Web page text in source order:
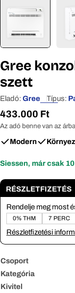
Gree
szett
Eladó: Gree Típus:
Normál
ár
433.000 Ft
Az adó benne van az
Modern
Siessen, már csak 10
RÉSZLETFIZETÉS
Rendelje meg most
0% THM 7 PERC
Részletfizetési
Csoport
Kategória
Kivitel